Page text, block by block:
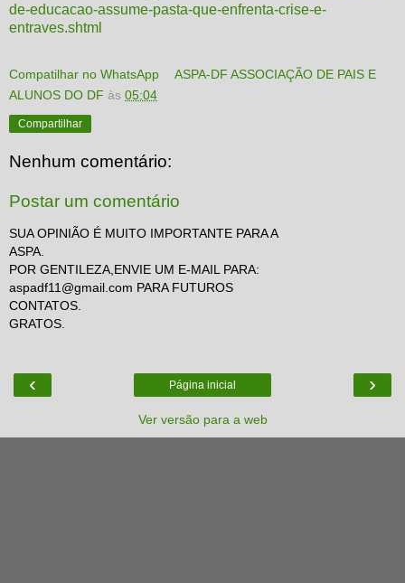
de-educacao-assume-pasta-que-enfrenta-crise-e-
entraves.shtml
Compatilhar no WhatsApp
ASPA-DF ASSOCIAÇÃO DE PAIS E
ALUNOS DO DF às 05:04
Compartilhar
Nenhum comentário:
Postar um comentário
SUA OPINIÃO É MUITO IMPORTANTE PARA A
ASPA.
POR GENTILEZA,ENVIE UM E-MAIL PARA:
aspadf11@gmail.com PARA FUTUROS
CONTATOS.
GRATOS.
‹ ›
Página inicial
Ver versão para a web